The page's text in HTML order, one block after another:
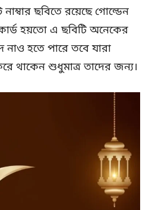
ছবিতে রয়েছে গোল্ডেন
হয়তো এ ছবিটি অনেকের
হতে পারে তবে যারা
থাকেন শুধুমাত্র তাদের জন্য।